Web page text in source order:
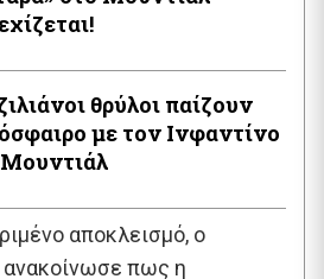
θρύλοι παίζουν
με τον Ινφαντίνο
αποκλεισμό, ο
ανακοίνωσε πως η